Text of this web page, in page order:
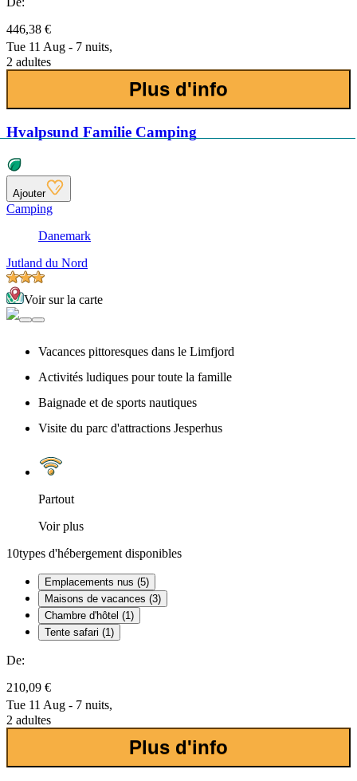
446,38 €
Tue 11 Aug - 7 nuits,
2 adultes
Plus d'info
Hvalpsund Familie Camping
Ajouter
Camping
Danemark
Jutland du Nord
Voir sur la carte
Vacances pittoresques dans le Limfjord
Activités ludiques pour toute la famille
Baignade et de sports nautiques
Visite du parc d'attractions Jesperhus
Partout
Voir plus
10types d'hébergement disponibles
Emplacements nus (5)
Maisons de vacances (3)
Chambre d'hôtel (1)
Tente safari (1)
De:
210,09 €
Tue 11 Aug - 7 nuits,
2 adultes
Plus d'info